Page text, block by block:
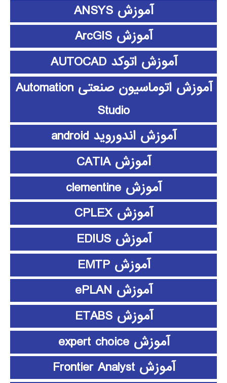
آموزش ANSYS
آموزش ArcGIS
آموزش اتوکد AUTOCAD
آموزش اتوماسیون صنعتی Automation
Studio
آموزش اندوروید android
آموزش CATIA
آموزش clementine
آموزش CPLEX
آموزش EDIUS
آموزش EMTP
آموزش ePLAN
آموزش ETABS
آموزش expert choice
آموزش Frontier Analyst